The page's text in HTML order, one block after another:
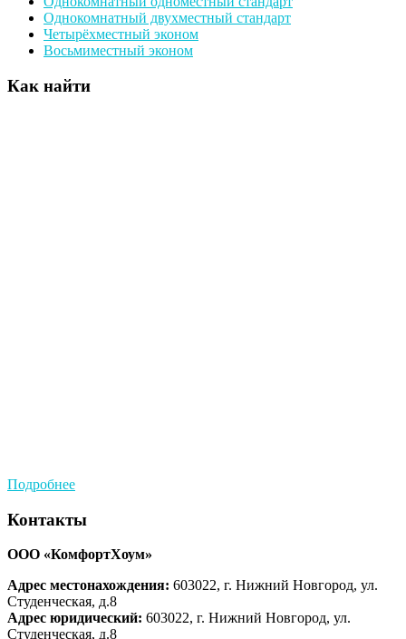
Однокомнатный двухместный стандарт
Четырёхместный эконом
Восьмиместный эконом
Как найти
Подробнее
Контакты
ООО «КомфортХоум»
Адрес местонахождения: 603022, г. Нижний Новгород, ул.
Студенческая, д.8
Адрес юридический: 603022, г. Нижний Новгород, ул.
Студенческая, д.8